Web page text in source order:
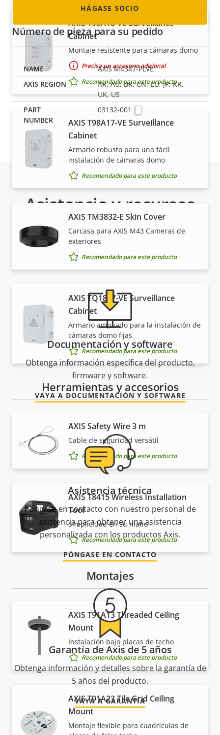
AXIS T98A16-VE Surveillance
Cabinet
Montaje resistente para cámaras domo
Precisa un accesorio adicional
Recomendado para este producto
AXIS T98A17-VE Surveillance
Cabinet
Armario robusto para una fácil
instalación de cámaras domo
Recomendado para este producto
AXIS TM3832-E Skin Cover
Carcasa para AXIS M43 Cameras de
exteriores
Recomendado para este producto
AXIS TQ1817-VE Surveillance
Cabinet
Armario ampliado para la instalación de
cámaras domo fijas
Recomendado para este producto
Herramientas y accesorios
AXIS Safety Wire 3 m
Cable de seguridad versátil
Recomendado para este producto
AXIS T8415 Wireless Installation
Tool
Simplicidad en su mano
Recomendado para este producto
Montajes
AXIS T91A13 Threaded Ceiling
Mount
Instalación bajo placas de techo
Recomendado para este producto
AXIS T91A23 Tile Grid Ceiling
Mount
Montaje flexible para cuadrículas de
HÁGASE SOCIO
Número de pieza para su pedido
AXIS M4347-PLVE
AR, AU, BR, CN, EU, JP, KR,
UK, US
03132-001
Asistencia y recursos
¿Necesita información sobre cualquier producto
Axis, software o ayuda de uno de nuestros expertos?
Documentación y software
Obtenga información específica del producto,
firmware y software.
VAYA A DOCUMENTACIÓN Y SOFTWARE
Asistencia técnica
Póngase en contacto con nuestro personal de
asistencia para obtener una asistencia
personalizada con los productos Axis.
PÓNGASE EN CONTACTO
Garantía de Axis de 5 años
Obtenga información y detalles sobre la garantía de
5 años del producto.
VAYA A GARANTÍA